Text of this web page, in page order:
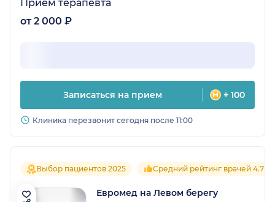
Прием терапевта
от 2 000 ₽
Записаться на прием + 100
Клиника перезвонит сегодня после 11:00
Выбор пациентов 2025 Средний рейтинг врачей 4.7
Евромед на Левом берегу